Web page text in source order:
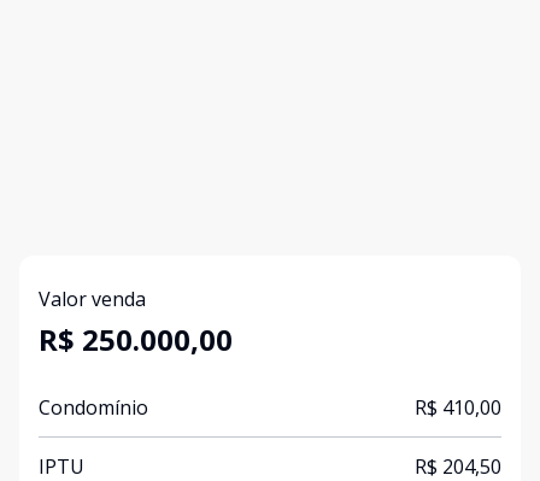
Valor venda
R$ 250.000,00
Condomínio R$ 410,00
IPTU R$ 204,50